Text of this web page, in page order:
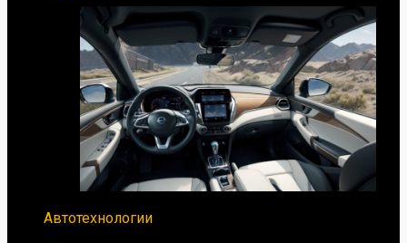
Автотехнологии